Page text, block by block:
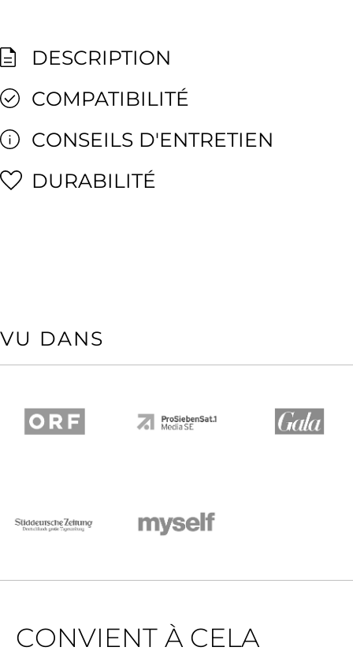
DESCRIPTION
COMPATIBILITÉ
CONSEILS D'ENTRETIEN
DURABILITÉ
VU DANS
CONVIENT À CELA